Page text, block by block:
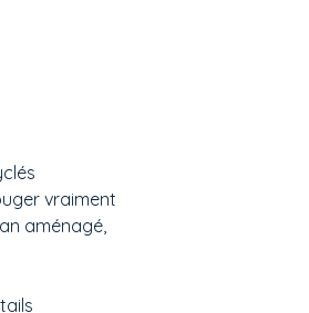
vraiment
aménagé,